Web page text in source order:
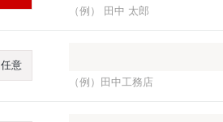
（例） 田中 太郎
任意
（例）田中工務店